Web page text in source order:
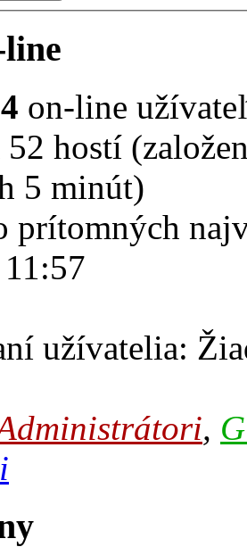
on-line
hostí
5 minút)
prítomných
užívatelia:
,